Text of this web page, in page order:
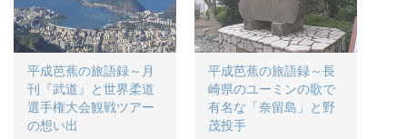
平成芭蕉の旅語録～月
刊『武道』と世界柔道
選手権大会観戦ツアー
の想い出
平成芭蕉の旅語録～長
崎県のユーミンの歌で
有名な「奈留島」と野
茂投手